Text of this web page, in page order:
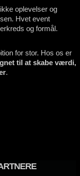
oplevelser og
Hvet event
og formål.
for stor. Hos os er
til at skabe værdi,
.